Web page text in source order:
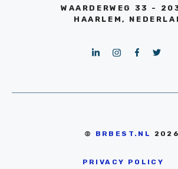
WAARDERWEG 33 -
HAARLEM,
© BRBEST.NL 2026
PRIVACY POLICY